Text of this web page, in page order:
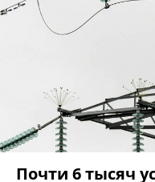
Почти 6 тысяч